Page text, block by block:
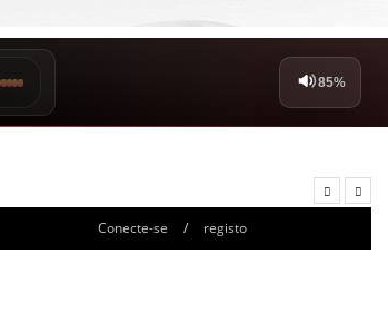
Conecte-se / registo